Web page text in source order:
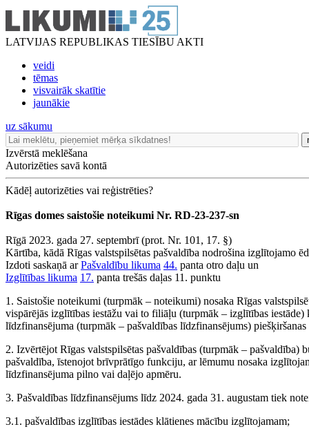
LATVIJAS REPUBLIKAS TIESĪBU AKTI
veidi
tēmas
visvairāk skatītie
jaunākie
uz sākumu
Izvērstā meklēšana
Autorizēties savā kontā
Kādēļ autorizēties vai reģistrēties?
Rīgas domes saistošie noteikumi Nr. RD-23-237-sn
Rīgā 2023. gada 27. septembrī (prot. Nr. 101, 17. §)
Kārtība, kādā Rīgas valstspilsētas pašvaldība nodrošina izglītojamo
Izdoti saskaņā arPašvaldību likuma 44. panta otro daļu un
Izglītības likuma 17. panta trešās daļas 11. punktu
1. Saistošie noteikumi (turpmāk – noteikumi) nosaka Rīgas
vispārējās izglītības iestāžu vai to filiāļu (turpmāk – izglītības
līdzfinansējuma (turpmāk – pašvaldības līdzfinansējums)
2. Izvērtējot Rīgas valstspilsētas pašvaldības (turpmāk – pašvaldība)
pašvaldība, īstenojot brīvprātīgo funkciju, ar lēmumu nosaka
līdzfinansējuma pilno vai daļējo apmēru.
3. Pašvaldības līdzfinansējums līdz 2024. gada 31. augustam tiek
3.1. pašvaldības izglītības iestādes klātienes mācību izglītojamam;